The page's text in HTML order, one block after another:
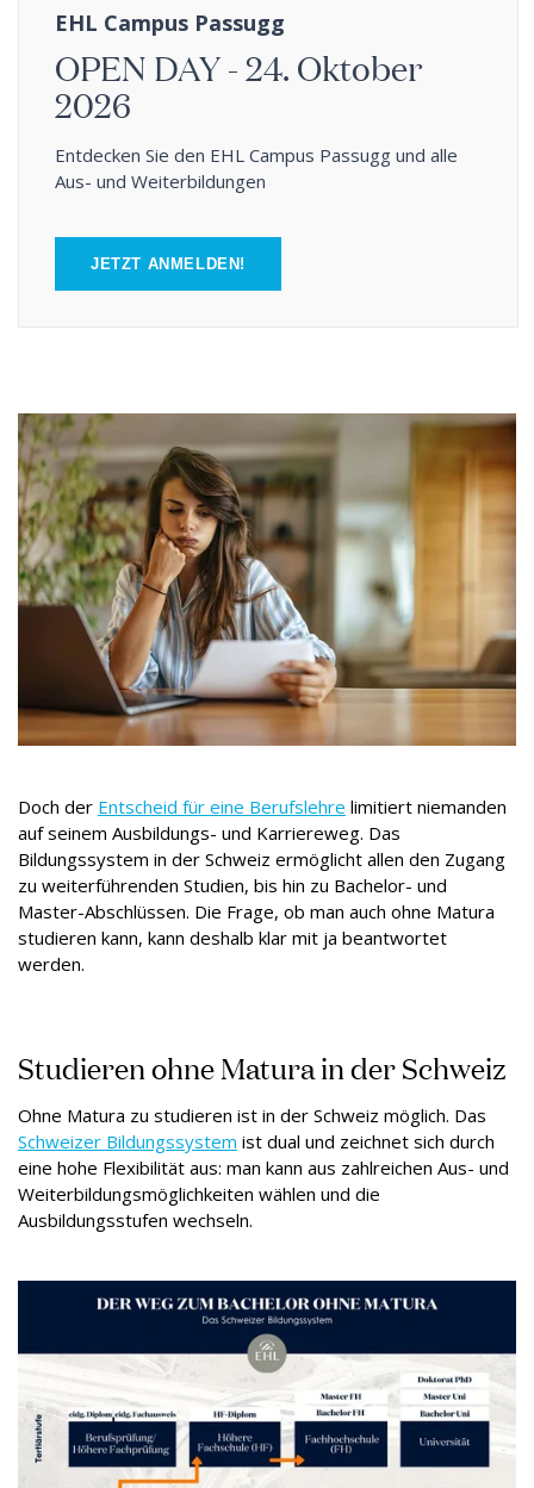
EHL Campus Passugg
OPEN DAY - 24. Oktober
2026
Entdecken Sie den EHL Campus Passugg und alle
Aus- und Weiterbildungen
JETZT ANMELDEN!
Doch der Entscheid für eine Berufslehre limitiert niemanden
auf seinem Ausbildungs- und Karriereweg. Das
Bildungssystem in der Schweiz ermöglicht allen den Zugang
zu weiterführenden Studien, bis hin zu Bachelor- und
Master-Abschlüssen. Die Frage, ob man auch ohne Matura
studieren kann, kann deshalb klar mit ja beantwortet
werden.
Studieren ohne Matura in der Schweiz
Ohne Matura zu studieren ist in der Schweiz möglich. Das
Schweizer Bildungssystem ist dual und zeichnet sich durch
eine hohe Flexibilität aus: man kann aus zahlreichen Aus- und
Weiterbildungsmöglichkeiten wählen und die
Ausbildungsstufen wechseln.